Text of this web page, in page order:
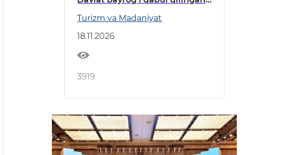
Turizm va Madaniyat
18.11.2026
3919